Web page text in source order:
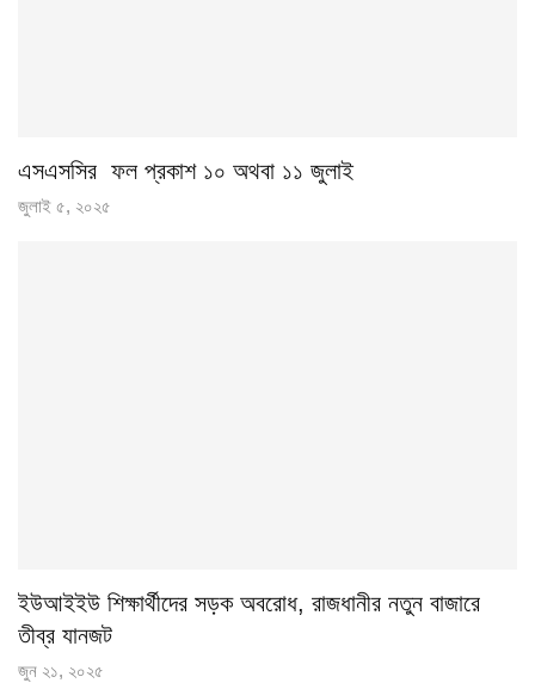
এসএসসির ফল প্রকাশ ১০ অথবা ১১ জুলাই
জুলাই ৫, ২০২৫
ইউআইইউ শিক্ষার্থীদের সড়ক অবরোধ, রাজধানীর নতুন বাজারে
তীব্র যানজট
জুন ২১, ২০২৫